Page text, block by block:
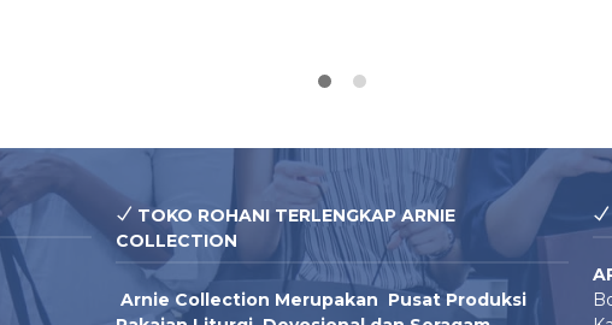
TOKO ROHANI TERLENGKAP ARNIE
COLLECTION
Arnie Collection Merupakan Pusat Produksi